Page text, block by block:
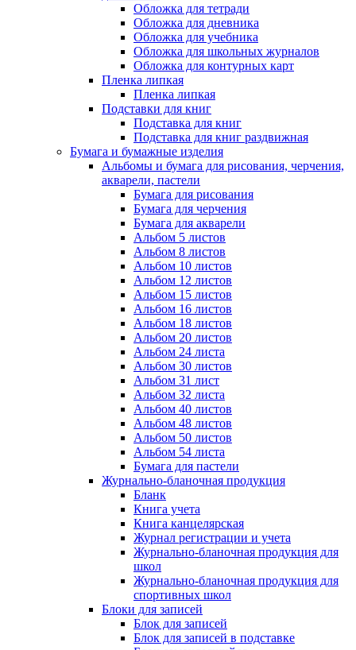
Обложка для тетради
Обложка для дневника
Обложка для учебника
Обложка для школьных журналов
Обложка для контурных карт
Пленка липкая
Пленка липкая
Подставки для книг
Подставка для книг
Подставка для книг раздвижная
Бумага и бумажные изделия
Альбомы и бумага для рисования, черчения,
акварели, пастели
Бумага для рисования
Бумага для черчения
Бумага для акварели
Альбом 5 листов
Альбом 8 листов
Альбом 10 листов
Альбом 12 листов
Альбом 15 листов
Альбом 16 листов
Альбом 18 листов
Альбом 20 листов
Альбом 24 листа
Альбом 30 листов
Альбом 31 лист
Альбом 32 листа
Альбом 40 листов
Альбом 48 листов
Альбом 50 листов
Альбом 54 листа
Бумага для пастели
Журнально-бланочная продукция
Бланк
Книга учета
Книга канцелярская
Журнал регистрации и учета
Журнально-бланочная продукция для
школ
Журнально-бланочная продукция для
спортивных школ
Блоки для записей
Блок для записей
Блок для записей в подставке